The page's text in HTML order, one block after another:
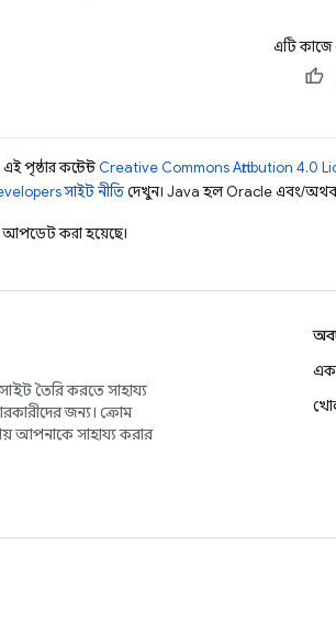
এটি কাজে
পৃষ্ঠার কন্টেন্ট Creative Commons Attribution 4.0
সাইট নীতিদেখুন। Java হল Oracle এবং/অথবা
করা হয়েছে।
তৈরি করতে সাহায্য
জন্য। ক্রোম
আপনাকে সাহায্য করার